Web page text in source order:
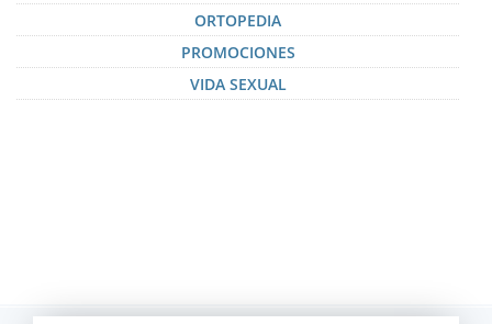
ORTOPEDIA
PROMOCIONES
VIDA SEXUAL